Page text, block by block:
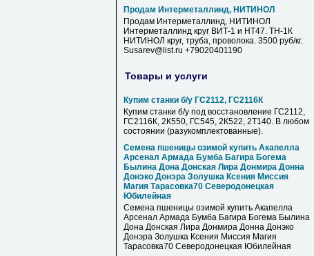
Продам Интерметаллинд, НИТИНОЛ
Продам Интерметаллинд, НИТИНОЛ
Интерметаллинд круг ВИТ-1 и НТ47. ТН-1К
НИТИНОЛ круг, труба, проволока. 3500 руб/кг.
Susarev@list.ru +79020401190
Товары и услуги
Купим станки б/у ГС2112, ГС2116К
Купим станки б/у под восстановление ГС2112,
ГС2116К, 2К550, ГС545, 2К522, 2Т140. В любом
состоянии (разукомплектованные).
Семена пшеницы озимой купить Акапелла
Арсенал Армада Бумба Багира Богема
Былина Дона Донская Лира Донмира Донна
Донэко Донэра Золушка Ксения Миссия
Магия Тарасовка70 Северодонецкая
Юбилейная
Семена пшеницы озимой купить Акапелла
Арсенал Армада Бумба Багира Богема Былина
Дона Донская Лира Донмира Донна Донэко
Донэра Золушка Ксения Миссия Магия
Тарасовка70 Северодонецкая Юбилейная